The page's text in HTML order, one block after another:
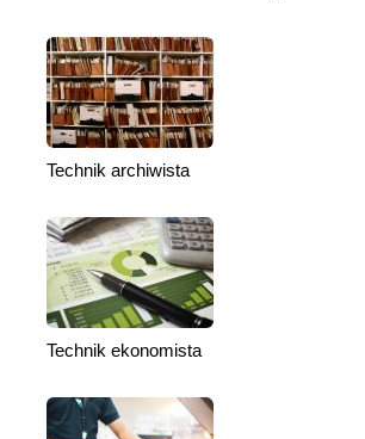
Technik archiwista
Technik ekonomista